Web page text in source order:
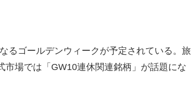
るゴールデンウィークが予定されている。旅
場では「GW10連休関連銘柄」が話題にな